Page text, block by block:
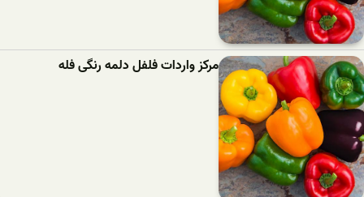
مرکز واردات فلفل دلمه رنگی فله